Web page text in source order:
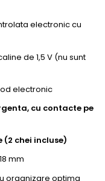
electronic cu
de 1,5 V (nu sunt
electronic
cu contacte pe
(2 chei incluse)
mm
organizare optima